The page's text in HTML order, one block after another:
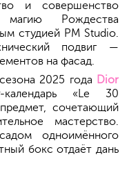
и совершенство
Рождества
студией PM Studio.
подвиг —
на фасад.
2025 года Dior
календарь «Le 30
сочетающий
мастерство.
одноимённого
бокс отдаёт дань